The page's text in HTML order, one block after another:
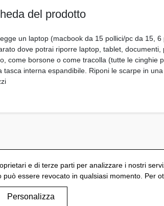
del prodotto
un laptop (macbook da 15 pollici/pc da 15,
dove potrai riporre laptop, tablet,
come borsone o come tracolla (tutte le cinghie
tasca interna espandibile. Riponi le scarpe in
2026 Spagna
e di terze parti per analizzare i nostri
può essere revocato in qualsiasi momento. Per
Personalizza